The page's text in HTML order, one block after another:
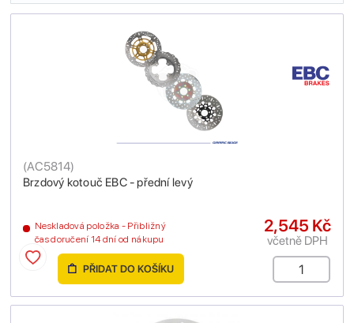
Brzdový kotouč EBC - přední levý
(AC5814)
Neskladová položka - Přibližný
čas doručení 14 dní od nákupu
2,545 Kč
včetně DPH
PŘIDAT DO KOŠÍKU